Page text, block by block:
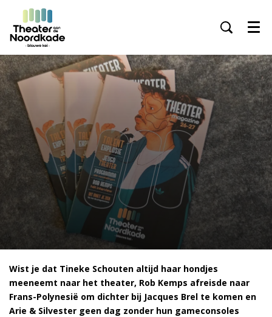
Menu
Wist je dat Tineke Schouten altijd haar hondjes
meeneemt naar het theater, Rob Kemps afreisde naar
Frans-Polynesië om dichter bij Jacques Brel te komen en
Arie & Silvester geen dag zonder hun gameconsoles